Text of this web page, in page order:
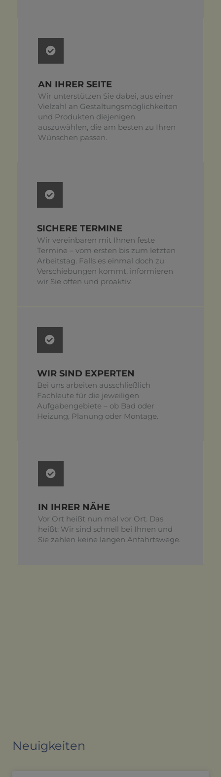
AN IHRER SEITE
Wir unterstützen Sie dabei, aus einer
Vielzahl an Gestaltungsmöglichkeiten
und Produkten diejenigen
auszuwählen, die am besten zu Ihren
Wünschen passen.
SICHERE TERMINE
Wir vereinbaren mit Ihnen feste
Termine ­– vom ersten bis zum letzten
Arbeitstag. Falls es einmal doch zu
Verschiebungen kommt, informieren
wir Sie offen und proaktiv.
WIR SIND EXPERTEN
Bei uns arbeiten ausschließlich
Fachleute für die jeweiligen
Aufgabengebiete – ob Bad oder
Heizung, Planung oder Montage.
IN IHRER NÄHE
Vor Ort heißt nun mal vor Ort. Das
heißt: Wir sind schnell bei Ihnen und
Sie zahlen keine langen Anfahrtswege.
Neuigkeiten